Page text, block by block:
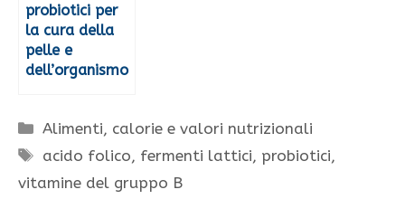
probiotici per
la cura della
pelle e
dell’organismo
Categorie
Alimenti, calorie e valori nutrizionali
Tag
acido folico, fermenti lattici, probiotici,
vitamine del gruppo B